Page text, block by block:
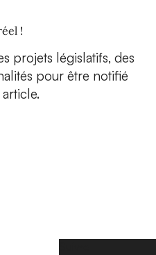
!
projets législatifs, des
pour être notifié